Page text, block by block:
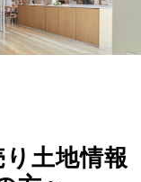
土地情報